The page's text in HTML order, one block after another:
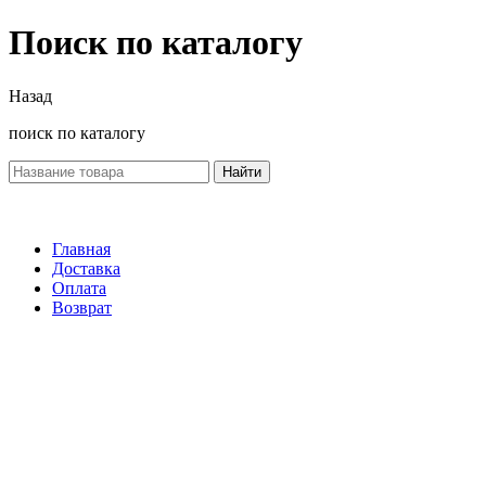
Поиск по каталогу
Назад
поиск по каталогу
Найти
Главная
Доставка
Оплата
Возврат